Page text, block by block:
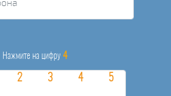
Нажмите на цифру 4